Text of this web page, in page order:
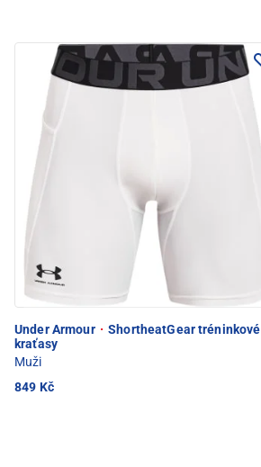
Under Armour · ShortheatGear tréninkové
kraťasy
Muži
849 Kč